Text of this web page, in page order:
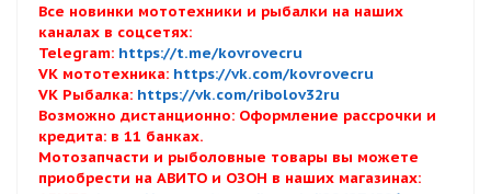
Все новинки мототехники и рыбалки на наших
каналах в соцсетях:
Telegram: https://t.me/kovrovecru
VK мототехника: https://vk.com/kovrovecru
VK Рыбалка: https://vk.com/ribolov32ru
Возможно дистанционно: Оформление рассрочки и
кредита: в 11 банках.
Мотозапчасти и рыболовные товары вы можете
приобрести на АВИТО и ОЗОН в наших магазинах: